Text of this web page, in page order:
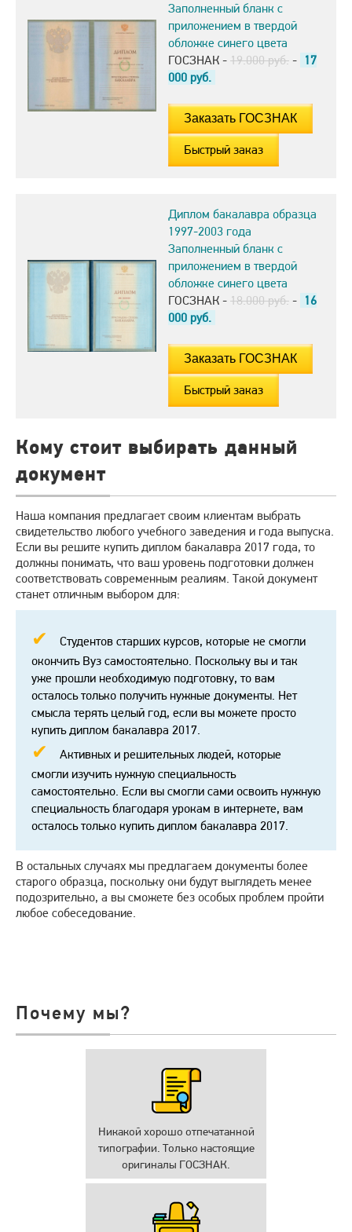
Заполненный бланк с
приложением в твердой
обложке синего цвета
ГОСЗНАК - 19.000 руб. - 17
000 руб.
Быстрый заказ
Диплом бакалавра образца
1997-2003 года
Заполненный бланк с
приложением в твердой
обложке синего цвета
ГОСЗНАК - 18.000 руб. - 16
000 руб.
Быстрый заказ
Кому стоит выбирать данный
документ
Наша компания предлагает своим клиентам выбрать
свидетельство любого учебного заведения и года выпуска.
Если вы решите купить диплом бакалавра 2017 года, то
должны понимать, что ваш уровень подготовки должен
соответствовать современным реалиям. Такой документ
станет отличным выбором для:
Студентов старших курсов, которые не смогли
окончить Вуз самостоятельно. Поскольку вы и так
уже прошли необходимую подготовку, то вам
осталось только получить нужные документы. Нет
смысла терять целый год, если вы можете просто
купить диплом бакалавра 2017.
Активных и решительных людей, которые
смогли изучить нужную специальность
самостоятельно. Если вы смогли сами освоить нужную
специальность благодаря урокам в интернете, вам
осталось только купить диплом бакалавра 2017.
В остальных случаях мы предлагаем документы более
старого образца, поскольку они будут выглядеть менее
подозрительно, а вы сможете без особых проблем пройти
любое собеседование.
Почему мы?
Никакой хорошо отпечатанной
типографии. Только настоящие
оригиналы ГОСЗНАК.